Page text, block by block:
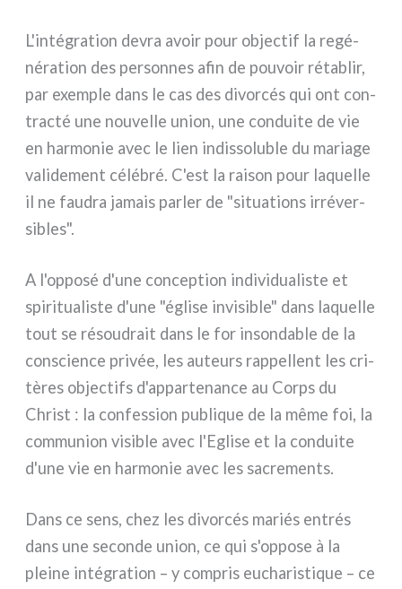
L'intégration devra avoir pour objec­tif la regé­
né­ra­tion des per­son­nes afin de pou­voir réta­blir,
par exem­ple dans le cas des divor­cés qui ont con­
trac­té une nou­vel­le union, une con­dui­te de vie
en har­mo­nie avec le lien indis­so­lu­ble du maria­ge
vali­de­ment célé­bré. C'est la rai­son pour laquel­le
il ne fau­dra jamais par­ler de "situa­tions irré­ver­
si­bles".
A l'opposé d'une con­cep­tion indi­vi­dua­li­ste et
spi­ri­tua­li­ste d'une "égli­se invi­si­ble" dans laquel­le
tout se résou­drait dans le for inson­da­ble de la
con­scien­ce pri­vée, les auteurs rap­pel­lent les cri­
tè­res objec­tifs d'appartenance au Corps du
Christ : la con­fes­sion publi­que de la même foi, la
com­mu­nion visi­ble avec l'Eglise et la con­dui­te
d'une vie en har­mo­nie avec les sacre­men­ts.
Dans ce sens, chez les divor­cés mariés entrés
dans une secon­de union, ce qui s'oppose à la
plei­ne inté­gra­tion – y com­pris eucha­ri­sti­que – ce